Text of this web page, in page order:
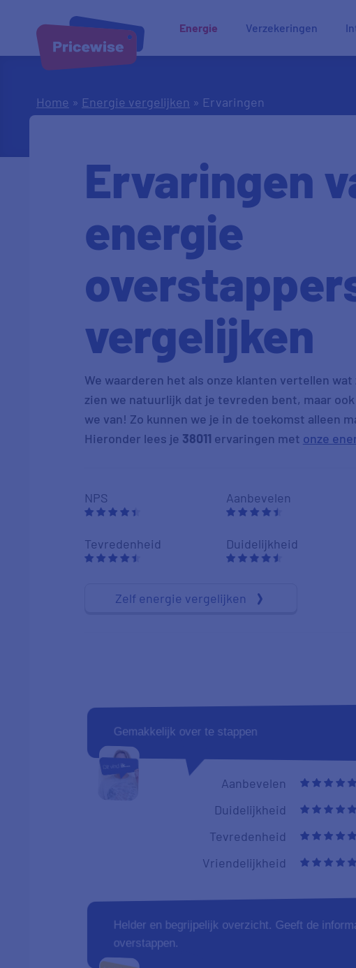
Energie Verzekeringen
Home » Energie vergelijken » Ervaringen
Ervaringen
energie
vergelijken
We waarderen het als onze klanten vertellen
zien we natuurlijk dat je tevreden bent, maar
we van! Zo kunnen we je in de toekomst alleen
Hieronder lees je 38011 ervaringen met onze
NPS
Tevredenheid
Aanbevelen
Duidelijkheid
Zelf energie vergelijken
Gemakkelijk over te stappen
Aanbevelen
Duidelijkheid
Tevredenheid
Vriendelijkheid
Helder en begrijpelijk overzicht. Geeft de
overstappen.